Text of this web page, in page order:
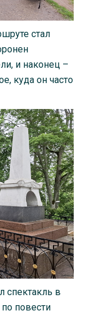
стал
и наконец –
куда он часто
спектакль в
повести